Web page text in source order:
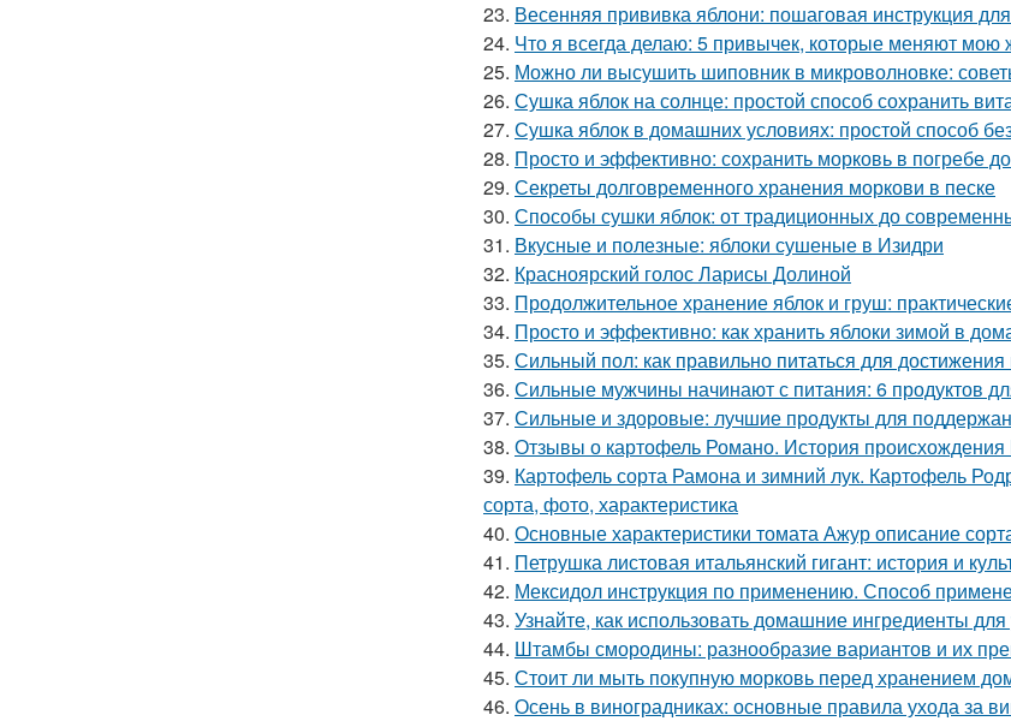
23. Весенняя прививка яблони: пошаговая инструкция
24. Что я всегда делаю: 5 привычек, которые меняют мою
25. Можно ли высушить шиповник в микроволновке:
26. Сушка яблок на солнце: простой способ сохранить
27. Сушка яблок в домашних условиях: простой способ
28. Просто и эффективно: сохранить морковь в погребе
29. Секреты долговременного хранения моркови в песке
30. Способы сушки яблок: от традиционных до
31. Вкусные и полезные: яблоки сушеные в Изидри
32. Красноярский голос Ларисы Долиной
33. Продолжительное хранение яблок и груш:
34. Просто и эффективно: как хранить яблоки зимой в
35. Сильный пол: как правильно питаться для
36. Сильные мужчины начинают с питания: 6 продуктов
37. Сильные и здоровые: лучшие продукты для
38. Отзывы о картофель Романо. История
39. Картофель сорта Рамона и зимний лук. Картофель
сорта, фото, характеристика
40. Основные характеристики томата Ажур описание
41. Петрушка листовая итальянский гигант: история и
42. Мексидол инструкция по применению. Способ
43. Узнайте, как использовать домашние ингредиенты
44. Штамбы смородины: разнообразие вариантов и их
45. Стоит ли мыть покупную морковь перед хранением
46. Осень в виноградниках: основные правила ухода за